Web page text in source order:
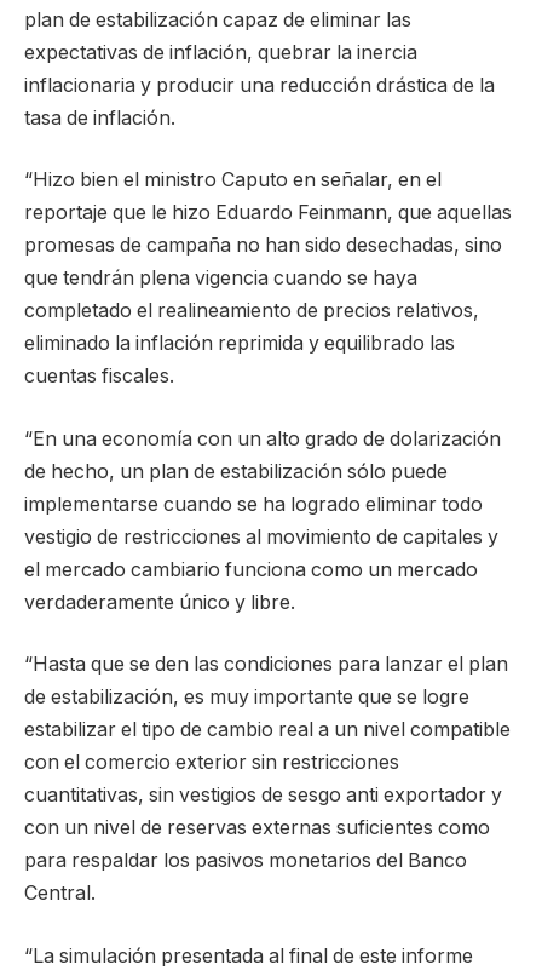
plan de estabilización capaz de eliminar las
expectativas de inflación, quebrar la inercia
inflacionaria y producir una reducción drástica de la
tasa de inflación.
“Hizo bien el ministro Caputo en señalar, en el
reportaje que le hizo Eduardo Feinmann, que aquellas
promesas de campaña no han sido desechadas, sino
que tendrán plena vigencia cuando se haya
completado el realineamiento de precios relativos,
eliminado la inflación reprimida y equilibrado las
cuentas fiscales.
“En una economía con un alto grado de dolarización
de hecho, un plan de estabilización sólo puede
implementarse cuando se ha logrado eliminar todo
vestigio de restricciones al movimiento de capitales y
el mercado cambiario funciona como un mercado
verdaderamente único y libre.
“Hasta que se den las condiciones para lanzar el plan
de estabilización, es muy importante que se logre
estabilizar el tipo de cambio real a un nivel compatible
con el comercio exterior sin restricciones
cuantitativas, sin vestigios de sesgo anti exportador y
con un nivel de reservas externas suficientes como
para respaldar los pasivos monetarios del Banco
Central.
“La simulación presentada al final de este informe